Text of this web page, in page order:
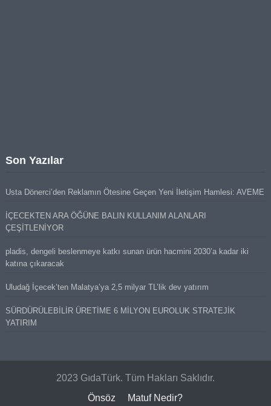
Son Yazılar
Usta Dönerci’den Reklamın Ötesine Geçen Yeni İletişim Hamlesi: AVEME
İÇECEKTEN ARA ÖĞÜNE BALIN KULLANIM ALANLARI
ÇEŞİTLENİYOR
pladis, dengeli beslenmeye katkı sunan ürün hacmini 2030’a kadar iki
katına çıkaracak
Uludağ İçecek’ten Malatya’ya 2,5 milyar TL’lik dev yatırım
SÜRDÜRÜLEBİLİR ÜRETİME 6 MİLYON EUROLUK STRATEJİK
YATIRIM
2023 GıdaTürk. Tüm Hakları Saklıdır.
Önsöz
Matuf Nedir?